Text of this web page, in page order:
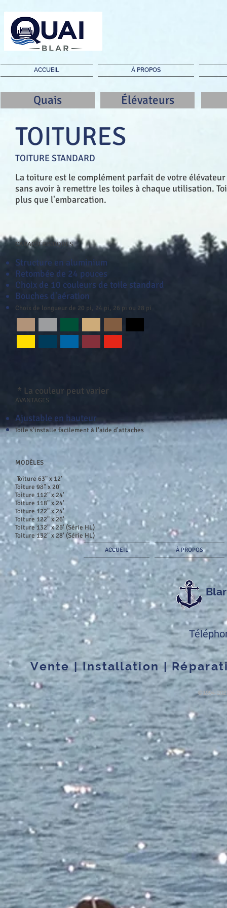
ACCUEIL À PROPOS
TOITURES
TOITURE STANDARD
La toiture est le complément parfait de votre
sans avoir à remettre les toiles à chaque utilisation.
plus que l'embarcation.
CARACTÉRISTIQUES
Structure en aluminium
Retombée de 24 pouces
Choix de 10 couleurs de toile standard
Bouches d'aération
Choix de longueur de 20 pi, 24 pi, 26 pi ou 28 pi
* La couleur peut varier
AVANTAGES
Ajustable en hauteur
Toile s'installe facilement à l'aide d'attaches
MODÈLES
Toiture 63" x 12'
Toiture 98" x 20'
Toiture 112" x 24'
Toiture 118" x 24'
Toiture 122" x 24'
Toiture 122" x 26'
Toiture 132" x 26' (Série HL)
Toiture 132" x 28' (Série HL)
Quais Élévateurs
ACCUEIL À PROPOS
Vente | Installation |
​©1994-